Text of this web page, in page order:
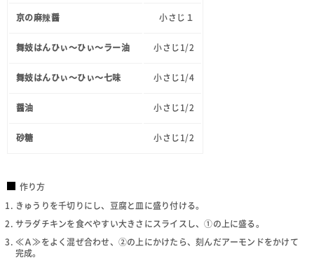
京の麻辣醤 小さじ１
舞妓はんひぃ～ひぃ～ラー油 小さじ1/2
舞妓はんひぃ～ひぃ～七味 小さじ1/4
醤油 小さじ1/2
砂糖 小さじ1/2
作り方
きゅうりを千切りにし、豆腐と皿に盛り付ける。
サラダチキンを食べやすい大きさにスライスし、①の上に盛る。
≪Ａ≫をよく混ぜ合わせ、②の上にかけたら、刻んだアーモンドをかけて
完成。